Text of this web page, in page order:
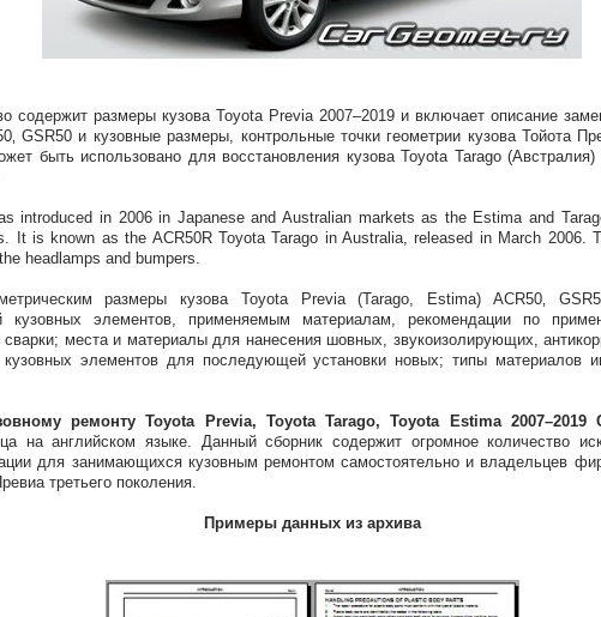
содержит размеры кузова Toyota Previa 2007–2019 и включает описание
GSR50 и кузовные размеры, контрольные точки геометрии кузова Тойота
быть использовано для восстановления кузова Toyota Tarago
introduced in 2006 in Japanese and Australian markets as the Estima and
It is known as the ACR50R Toyota Tarago in Australia, released in March 2006.
headlamps and bumpers.
размеры кузова Toyota Previa (Tarago, Estima) ACR50‚
кузовных элементов, применяемым материалам, рекомендации по
места и материалы для нанесения шовных, звукоизолирующих,
кузовных элементов для последующей установки новых; типы материалов
ремонту Toyota Previa, Toyota Tarago, Toyota Estima 2007–2019
на английском языке. Данный сборник содержит огромное количество
для занимающихся кузовным ремонтом самостоятельно и владельцев
третьего поколения.
Примеры данных из архива